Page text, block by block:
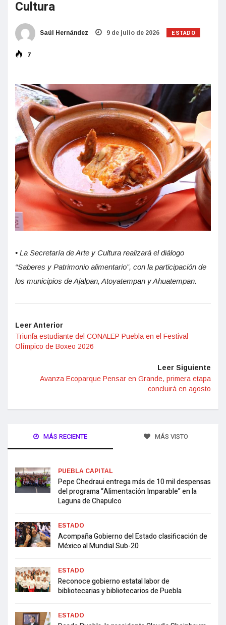
Cultura
Saúl Hernández 9 de julio de 2026 ESTADO
7
• La Secretaría de Arte y Cultura realizará el diálogo
“Saberes y Patrimonio alimentario”, con la participación de
los municipios de Ajalpan, Atoyatempan y Ahuatempan.
Leer Anterior
Triunfa estudiante del CONALEP Puebla en el Festival
Olímpico de Boxeo 2026
Leer Siguiente
Avanza Ecoparque Pensar en Grande, primera etapa
concluirá en agosto
MÁS RECIENTE MÁS VISTO
PUEBLA CAPITAL
Pepe Chedraui entrega más de 10 mil despensas
del programa “Alimentación Imparable” en la
Laguna de Chapulco
ESTADO
Acompaña Gobierno del Estado clasificación de
México al Mundial Sub-20
ESTADO
Reconoce gobierno estatal labor de
bibliotecarias y bibliotecarios de Puebla
ESTADO